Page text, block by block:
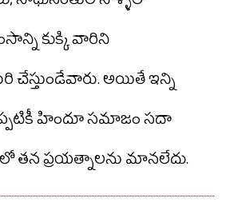
కుక్కి వారిని
చేస్తుండేవారు. అయితే ఇన్ని
హిందూ సమాజం సదా
తన ప్రయత్నాలను మానలేదు.